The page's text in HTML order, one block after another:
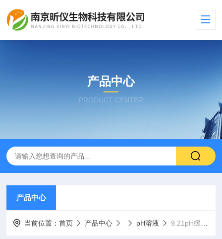
产品中心
PRODUCT CENTER
产品中心
当前位置：首页 产品中心 pH溶液 9.21pH缓冲液 250mL梅特勒 pH缓冲液实验室PH计标准液校准液